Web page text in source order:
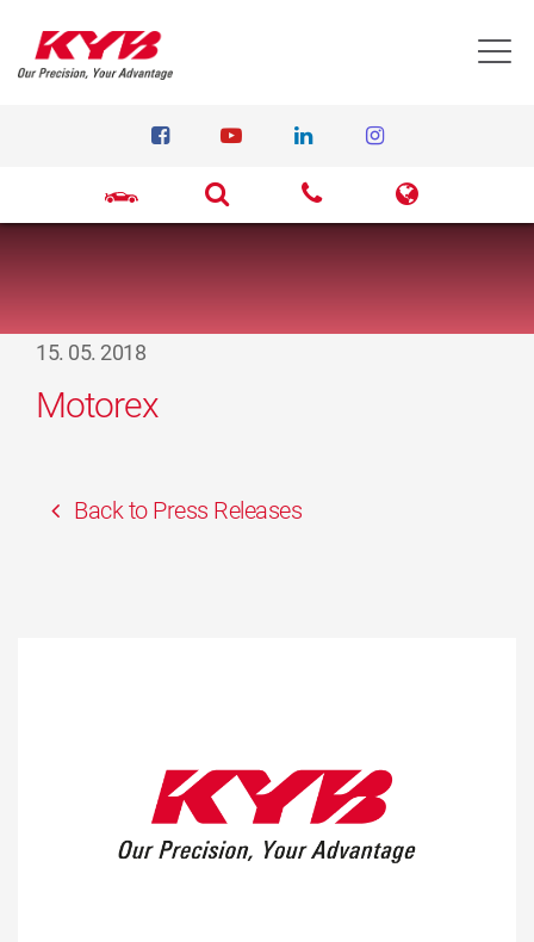
15. 05. 2018
Motorex
Back to Press Releases